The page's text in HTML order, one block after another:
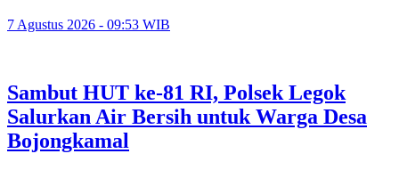
7 Agustus 2026 - 09:53 WIB
Sambut HUT ke-81 RI, Polsek Legok
Salurkan Air Bersih untuk Warga Desa
Bojongkamal